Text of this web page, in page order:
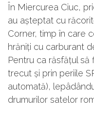
În Miercurea Ciuc,
au așteptat cu
Corner, timp în care
hrăniți cu carburant
Pentru ca răsfățul
trecut și prin periile
automată),
drumurilor satelor